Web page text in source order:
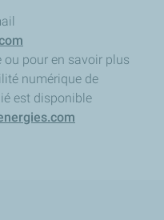
ou pour en savoir plus
numérique de
est disponible